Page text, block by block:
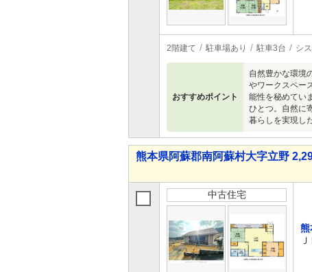
2階建て 駐車場あり 駐車3台 シ
おすすめポイント
自然豊かな環境
やワークスペー
能性を秘めてい
ひとつ。自然に
暮らしを実現し
熊本県阿蘇郡南阿蘇村大字立野
中古住宅
熊